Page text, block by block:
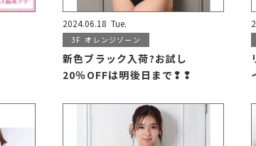
2024.06.18 Tue.
3F オレンジゾーン
新色ブラック入荷?お試し
20％OFFは明後日まで❢❢